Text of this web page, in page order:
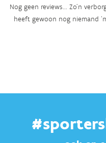
Nog geen reviews... Zo’n
heeft gewoon nog niemand